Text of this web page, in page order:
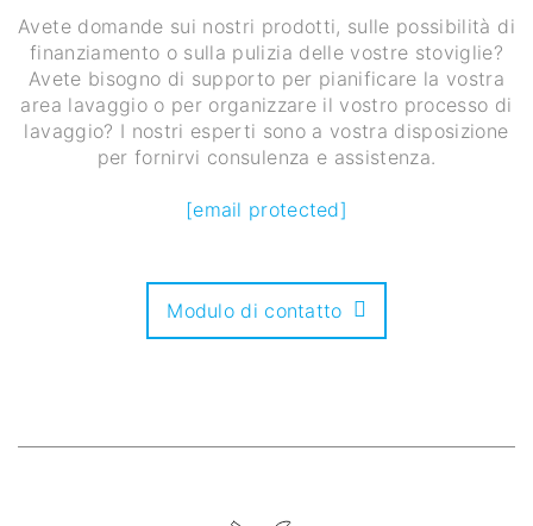
Avete domande sui nostri prodotti, sulle possibilità di
finanziamento o sulla pulizia delle vostre stoviglie?
Avete bisogno di supporto per pianificare la vostra
area lavaggio o per organizzare il vostro processo di
lavaggio? I nostri esperti sono a vostra disposizione
per fornirvi consulenza e assistenza.
[email protected]
Modulo di contatto